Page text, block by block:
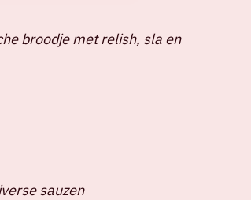
broodje met relish, sla en
sauzen